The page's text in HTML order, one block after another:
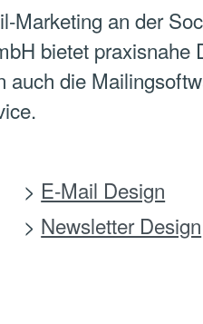
Marketing an der
bietet
auch die
E-Mail Design
Newsletter Design